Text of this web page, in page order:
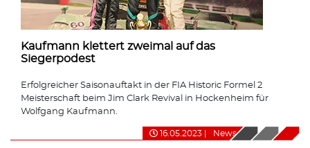
Kaufmann klettert zweimal auf das
Siegerpodest
Erfolgreicher Saisonauftakt in der FIA Historic Formel 2
Meisterschaft beim Jim Clark Revival in Hockenheim für
Wolfgang Kaufmann.
16.05.2023 News